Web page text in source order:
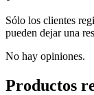
Sólo los clientes
pueden dejar una
No hay opiniones.
Productos